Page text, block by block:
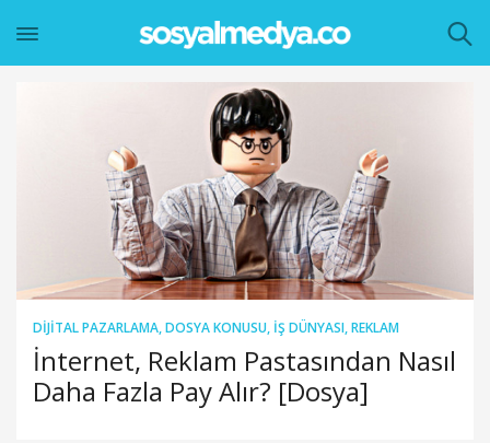
DIJITAL PAZARLAMA,DOSYA KONUSU, İŞ DÜNYASI,REKLAM
İnternet, Reklam Pastasından Nasıl
Daha Fazla Pay Alır? [Dosya]